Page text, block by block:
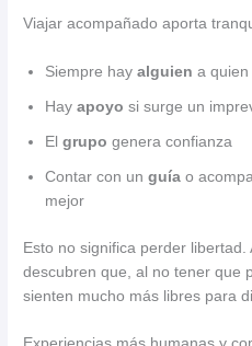
Viajar acompañado aporta
Siempre hayalguien a
Hayapoyo si surge un
Elgrupo genera confianza
Contar con unguía o
mejor
Esto no significa perder
descubren que, al no tener que
sienten mucho más libres para